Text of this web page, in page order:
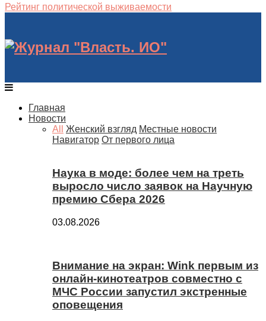
Рейтинг политической выживаемости
Главная
Новости
All
Женский взгляд Местные новости
Навигатор От первого лица
Наука в моде: более чем на треть
выросло число заявок на Научную
премию Сбера 2026
03.08.2026
Внимание на экран: Wink первым из
онлайн-кинотеатров совместно с
МЧС России запустил экстренные
оповещения